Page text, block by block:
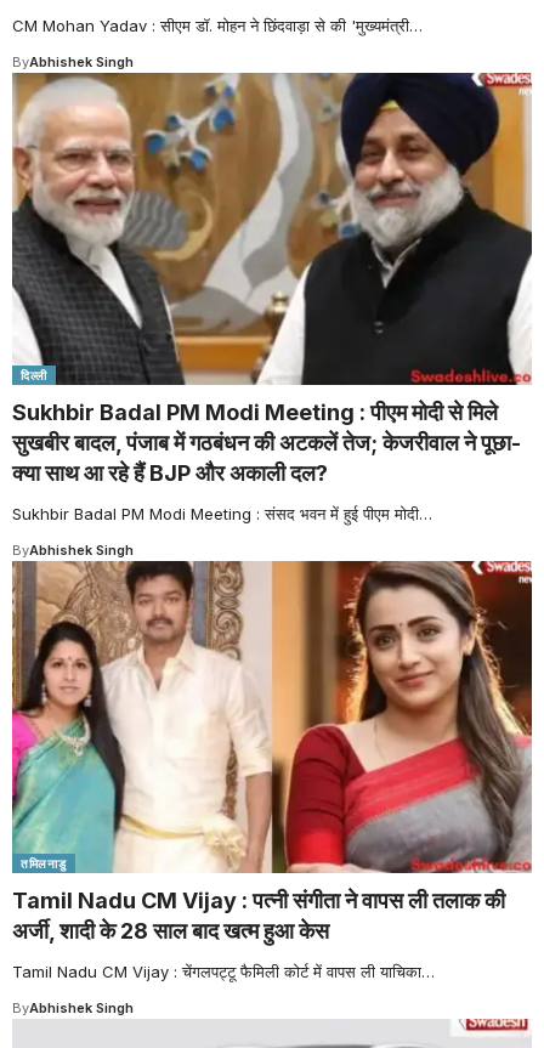
CM Mohan Yadav : सीएम डॉ. मोहन ने छिंदवाड़ा से की 'मुख्यमंत्री…
ByAbhishek Singh
दिल्ली
Sukhbir Badal PM Modi Meeting : पीएम मोदी से मिले
सुखबीर बादल, पंजाब में गठबंधन की अटकलें तेज; केजरीवाल ने पूछा-
क्या साथ आ रहे हैं BJP और अकाली दल?
Sukhbir Badal PM Modi Meeting : संसद भवन में हुई पीएम मोदी…
ByAbhishek Singh
तमिलनाडु
Tamil Nadu CM Vijay : पत्नी संगीता ने वापस ली तलाक की
अर्जी, शादी के 28 साल बाद खत्म हुआ केस
Tamil Nadu CM Vijay : चेंगलपट्टू फैमिली कोर्ट में वापस ली याचिका…
ByAbhishek Singh